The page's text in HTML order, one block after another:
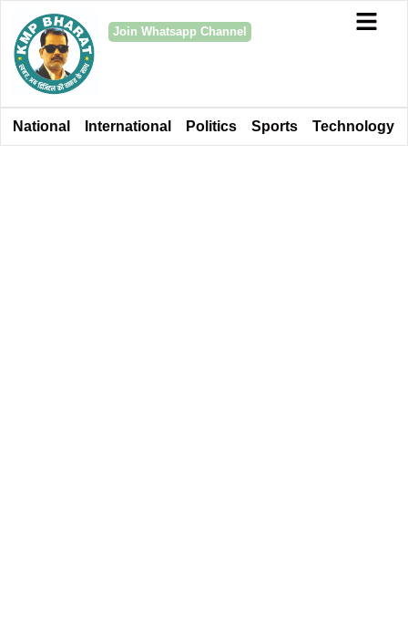
Join Whatsapp Channel
National International Politics Sports Technology